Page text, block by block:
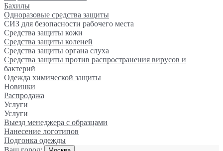
Бахилы
Одноразовые средства защиты
СИЗ для безопасности рабочего места
Средства защиты кожи
Средства защиты коленей
Средства защиты органа слуха
Средства защиты против распространения вирусов и
бактерий
Одежда химической защиты
Новинки
Распродажа
Услуги
Услуги
Выезд менеджера с образцами
Нанесение логотипов
Подгонка одежды